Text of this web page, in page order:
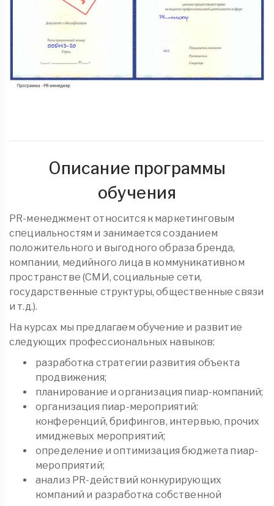
Описание программы
обучения
PR-менеджмент относится к маркетинговым
специальностям и занимается созданием
положительного и выгодного образа бренда,
компании, медийного лица в коммуникативном
пространстве (СМИ, социальные сети,
государственные структуры, общественные связи
и т.д.).
На курсах мы предлагаем обучение и развитие
следующих профессиональных навыков:
разработка стратегии развития объекта
продвижения;
планирование и организация пиар-компаний;
организация пиар-мероприятий:
конференций, брифингов, интервью, прочих
имиджевых мероприятий;
определение и оптимизация бюджета пиар-
мероприятий;
анализ PR-действий конкурирующих
компаний и разработка собственной